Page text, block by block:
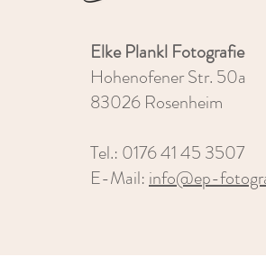
Elke Plankl Fotografie
Hohenofener Str. 50a
83026 Rosenheim
Tel.: 0176 41 45 3507
E-Mail:info@ep-